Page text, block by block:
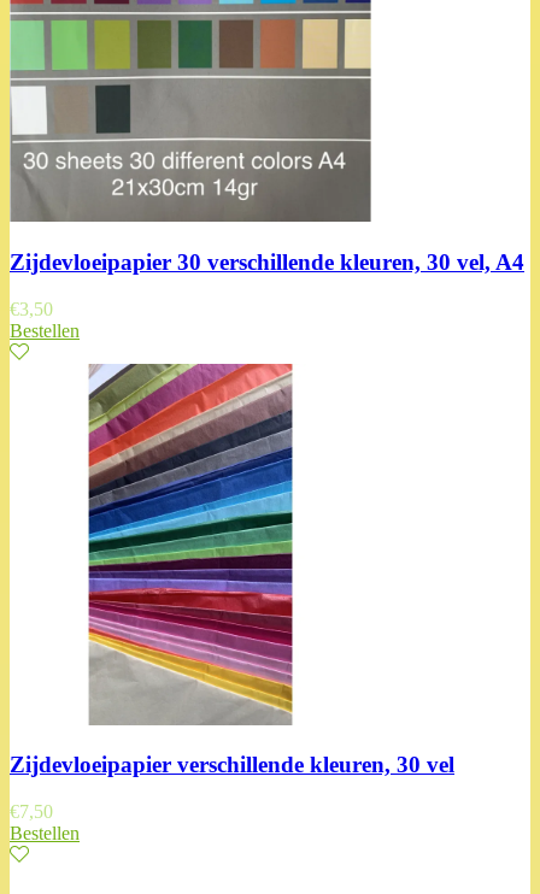
Zijdevloeipapier 30 verschillende kleuren, 30 vel, A4
€3,50
Bestellen
Zijdevloeipapier verschillende kleuren, 30 vel
€7,50
Bestellen